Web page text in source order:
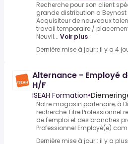
Recherche pour son client
grande distribution a Beynost :
Acquisiteur de nouveaux
travail temporaire /
Neuvil... Voir plus
Dernière mise à jour : il y a 4
Alternance - Employé
H/F
ISEAH Formation•
Notre magasin partenaire, à
recherche.Titre Professionnel
de l'emploi et des branches
Professionnel Employé(e)
Dernière mise à jour : il y a